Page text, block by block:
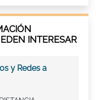
INTERESAR
y Redes a